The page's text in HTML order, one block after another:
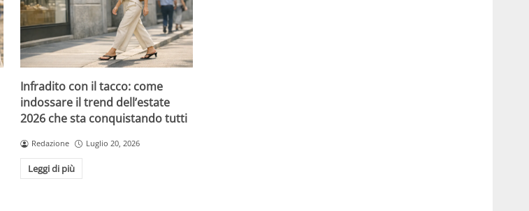
Infradito con il tacco: come
indossare il trend dell’estate
2026 che sta conquistando tutti
Redazione Luglio 20, 2026
Leggi di più